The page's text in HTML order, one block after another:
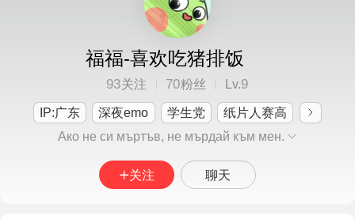
福福-喜欢吃猪排饭
93关注 70粉丝 Lv.9
IP:广东 深夜emo 学生党
纸片人赛高
Ако не си мъртъв, не мърдай към мен.
关注 聊天